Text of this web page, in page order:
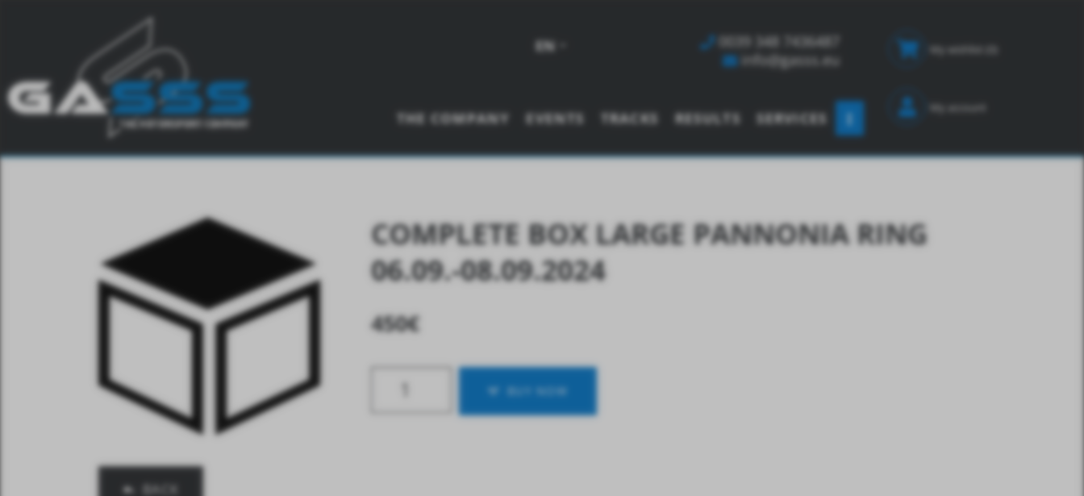
EN
0039 348 7436487
info@gasss.eu
THE COMPANY EVENTS TRACKS RESULTS SERVICES
My wishlist
My account
COMPLETE BOX LARGE PANNONIA RING
06.09.-08.09.2024
450€
BUY NOW
BACK